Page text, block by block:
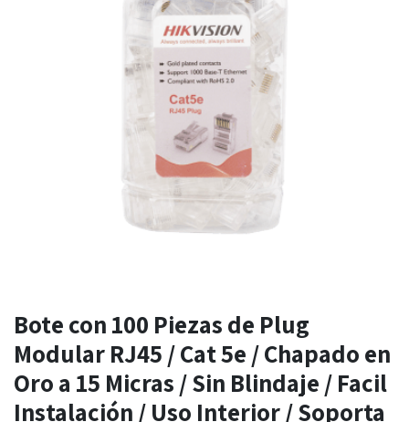
Bote con 100 Piezas de Plug
Modular RJ45 / Cat 5e / Chapado en
Oro a 15 Micras / Sin Blindaje / Facil
Instalación / Uso Interior / Soporta